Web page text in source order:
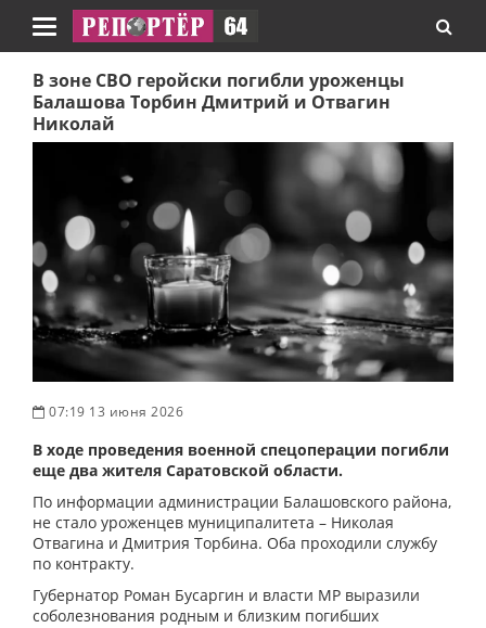
Навигация
В зоне СВО геройски погибли уроженцы
Балашова Торбин Дмитрий и Отвагин
Николай
07:19 13 июня 2026
В ходе проведения военной спецоперации погибли
еще два жителя Саратовской области.
По информации администрации Балашовского района,
не стало уроженцев муниципалитета – Николая
Отвагина и Дмитрия Торбина. Оба проходили службу
по контракту.
Губернатор Роман Бусаргин и власти МР выразили
соболезнования родным и близким погибших